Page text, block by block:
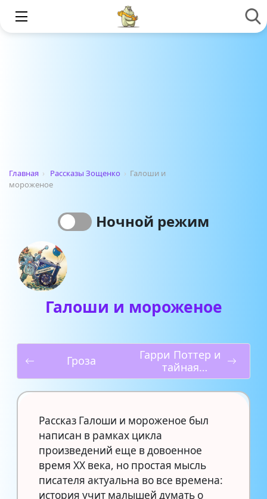
Главная › Рассказы Зощенко › Галоши и
мороженое
Ночной режим
Галоши и мороженое
Гроза
Гарри Поттер и
тайная
комната
Рассказ Галоши и мороженое был
написан в рамках цикла
произведений еще в довоенное
время XX века, но простая мысль
писателя актуальна во все времена:
история учит малышей думать о